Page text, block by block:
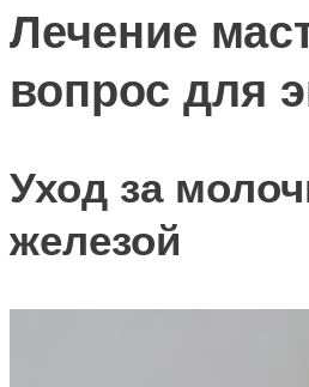
Лечение
вопрос для
Уход за
железой